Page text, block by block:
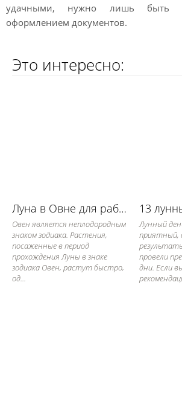
удачными, нужно лишь быть
оформлением документов.
Это интересно:
Луна в Овне для работы в огороде
Овен является неплодородным
знаком зодиака. Растения,
посаженные в период
прохождения Луны в знаке
зодиака Овен, растут быстро,
од...
13
Лунный
провели
дни. Если